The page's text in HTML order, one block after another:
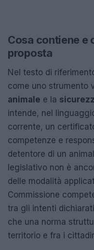
Cosa contiene e
proposta
Nel testo di
come uno strumento
animale e la
intende, nel
corrente, un
competenze e
detentore di un
legislativo non è
delle modalità
Commissione
tra gli intenti
che una norma
territorio e fra i